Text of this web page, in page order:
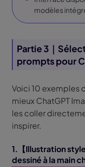
modèles
Partie 3｜
prompts pour
Voici 10 exemples
mieux ChatGPT
les coller
inspirer.
1.【Illustration
dessiné à la main